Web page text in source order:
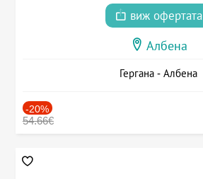
виж офертата
Албена
Гергана - Албена
-20%
54.66€